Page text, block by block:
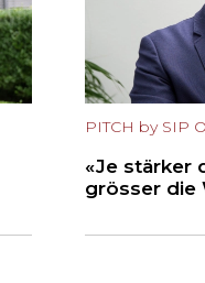
PITCH by SIP
«Je stärker
grösser die